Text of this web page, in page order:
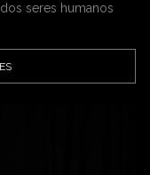
seres humanos